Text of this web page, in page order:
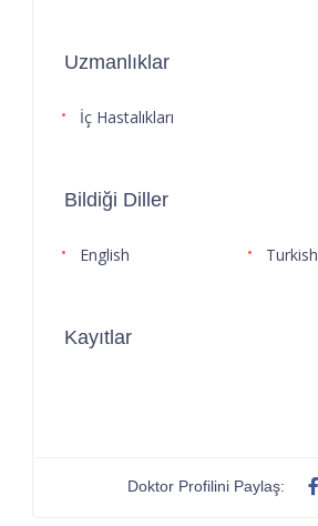
Uzmanlıklar
İç Hastalıkları
Bildiği Diller
English Turkish
Kayıtlar
Doktor Profilini Paylaş: